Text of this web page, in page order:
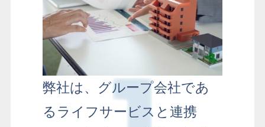
弊社は、グループ会社であ
るライフサービスと連携